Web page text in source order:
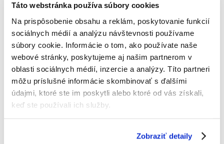
Táto webstránka používa súbory cookies
Na prispôsobenie obsahu a reklám, poskytovanie funkcií
sociálnych médií a analýzu návštevnosti používame
súbory cookie. Informácie o tom, ako používate naše
webové stránky, poskytujeme aj našim partnerom v
oblasti sociálnych médií, inzercie a analýzy. Títo partneri
môžu príslušné informácie skombinovať s ďalšími
údajmi, ktoré ste im poskytli alebo ktoré od vás získali,
keď ste používali ich služby.
Zobraziť detaily
2 Recenzia Napísať recenziu
€3.43
ODOSIELAME DO 48HODÍN
Fotky našich zákazníkov Pozri ďalšie fotografie
2 RECENZIA
5 z 5